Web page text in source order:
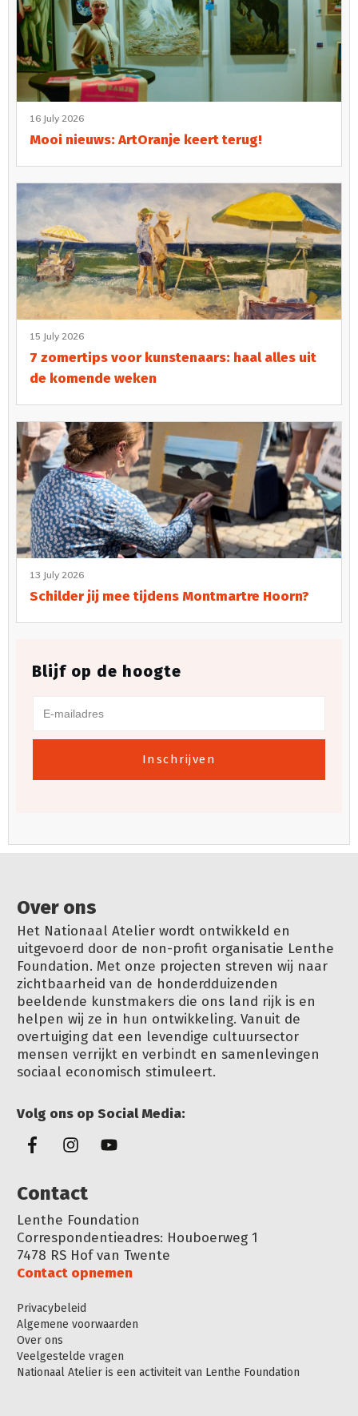
16 July 2026
Mooi nieuws: ArtOranje keert terug!
15 July 2026
7 zomertips voor kunstenaars: haal alles uit
de komende weken
13 July 2026
Schilder jij mee tijdens Montmartre Hoorn?
Blijf op de hoogte
Inschrijven
Over ons
Het Nationaal Atelier wordt ontwikkeld en
uitgevoerd door de non-profit organisatie Lenthe
Foundation. Met onze projecten streven wij naar
zichtbaarheid van de honderdduizenden
beeldende kunstmakers die ons land rijk is en
helpen wij ze in hun ontwikkeling. Vanuit de
overtuiging dat een levendige cultuursector
mensen verrijkt en verbindt en samenlevingen
sociaal economisch stimuleert.
Volg ons op Social Media:
Contact
Lenthe Foundation
Correspondentieadres: Houboerweg 1
7478 RS Hof van Twente
Contact opnemen
Privacybeleid
Algemene voorwaarden
Over ons
Veelgestelde vragen
Nationaal Atelier is een activiteit van Lenthe Foundation